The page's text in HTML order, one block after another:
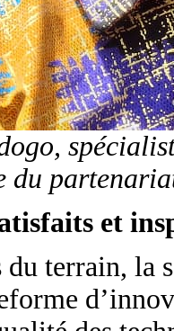
du
et
du terrain, la